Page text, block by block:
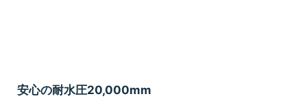
安心の耐水圧20,000mm